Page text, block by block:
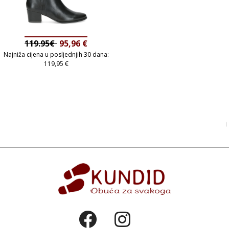
119.95€ 95,96 €
Najniža cijena u posljednjih 30 dana:
119,95 €